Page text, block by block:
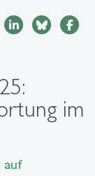
im
auf